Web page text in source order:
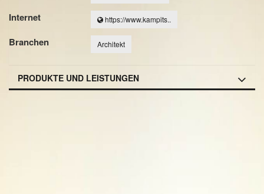
Internet https://www.kampits..
Branchen Architekt
PRODUKTE UND LEISTUNGEN